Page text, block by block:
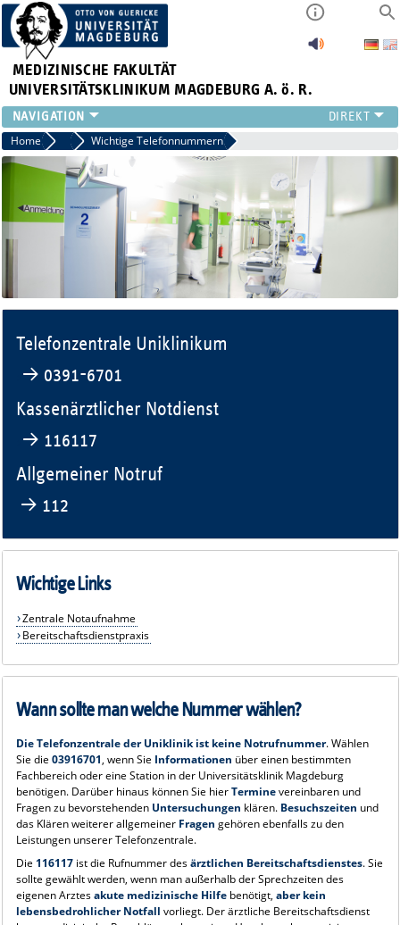
MEDIZINISCHE FAKULTÄT
UNIVERSITÄTSKLINIKUM MAGDEBURG A. ö. R.
INSTITUTE
KLINIKEN
ZENTRALE EINRICHTUNGEN
FORSCHUNG
PRESSE
INTRANET
Home Patienten & Gäste
Wichtige Telefonnummern
Telefonzentrale Uniklinikum
→ 0391-6701
Kassenärztlicher Notdienst
→ 116117
Allgemeiner Notruf
→ 112
Wichtige Links
Zentrale Notaufnahme
Bereitschaftsdienstpraxis
Wann sollte man welche Nummer wählen?
Die Telefonzentrale der Uniklinik ist keine Notrufnummer. Wählen
Sie die03916701, wenn Sie Informationen über einen bestimmten
Fachbereich oder eine Station in der Universitätsklinik Magdeburg
benötigen. Darüber hinaus können Sie hierTerminevereinbaren und
Fragen zu bevorstehenden Untersuchungen klären. Besuchszeiten und
das Klären weiterer allgemeiner Fragen gehören ebenfalls zu den
Leistungen unserer Telefonzentrale.
Die 116117 ist die Rufnummer desärztlichen Bereitschaftsdienstes. Sie
sollte gewählt werden, wenn man außerhalb der Sprechzeiten des
eigenen Arztesakute medizinische Hilfe benötigt,aber kein
lebensbedrohlicher Notfall vorliegt. Der ärztliche Bereitschaftsdienst